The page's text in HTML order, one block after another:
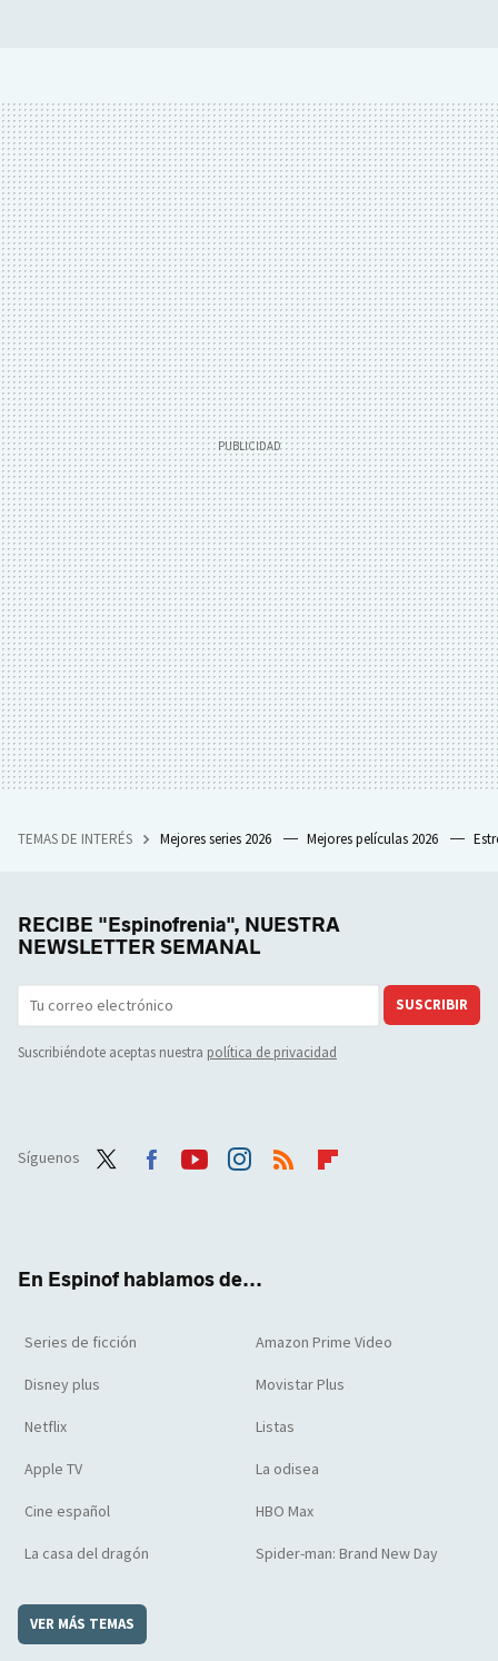
TEMAS DE INTERÉS Mejores series 2026 Mejores películas 2026
RECIBE "Espinofrenia", NUESTRA
NEWSLETTER SEMANAL
SUSCRIBIR
Suscribiéndote aceptas nuestra política de privacidad
Síguenos
En Espinof hablamos de...
Series de ficción Amazon Prime Video
Disney plus Movistar Plus
Netflix Listas
Apple TV La odisea
Cine español HBO Max
La casa del dragón Spider-man: Brand New Day
VER MÁS TEMAS